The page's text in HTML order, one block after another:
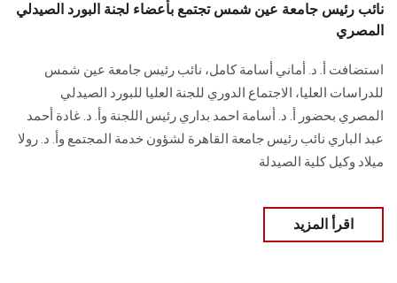
نائب رئيس جامعة عين شمس تجتمع بأعضاء لجنة البورد الصيدلي
المصري
استضافت أ. د. أماني أسامة كامل، نائب رئيس جامعة عين شمس
للدراسات العليا، الاجتماع الدوري للجنة العليا للبورد الصيدلي
المصري بحضور أ. د. أسامة احمد بداري رئيس اللجنة وأ. د. غادة أحمد
عبد الباري نائب رئيس جامعة القاهرة لشؤون خدمة المجتمع وأ. د. رولا
ميلاد وكيل كلية الصيدلة
اقرأ المزيد